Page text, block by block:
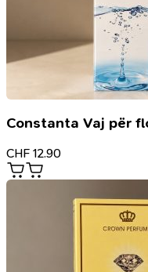
Constanta Vaj për
CHF 12.90